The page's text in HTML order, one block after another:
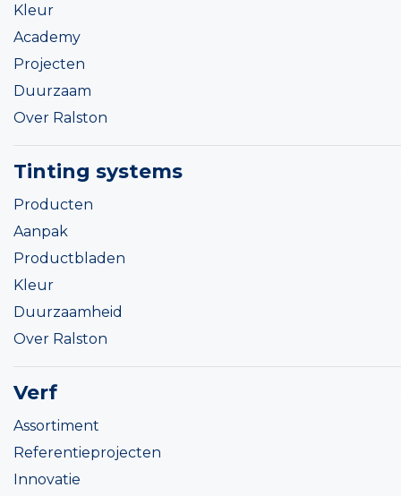
Kleur
Academy
Projecten
Duurzaam
Over Ralston
Tinting systems
Producten
Aanpak
Productbladen
Kleur
Duurzaamheid
Over Ralston
Verf
Assortiment
Referentieprojecten
Innovatie